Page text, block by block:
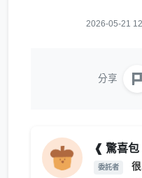
2026-05-21
分享
❰ 驚喜包
委託者